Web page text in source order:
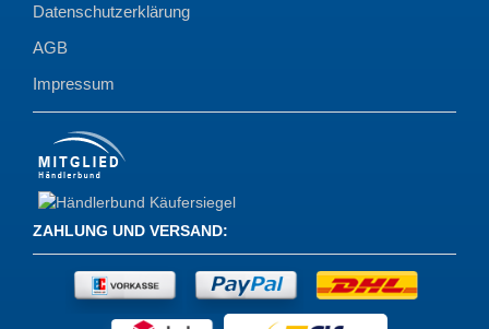
Datenschutzerklärung
AGB
Impressum
ZAHLUNG UND VERSAND: